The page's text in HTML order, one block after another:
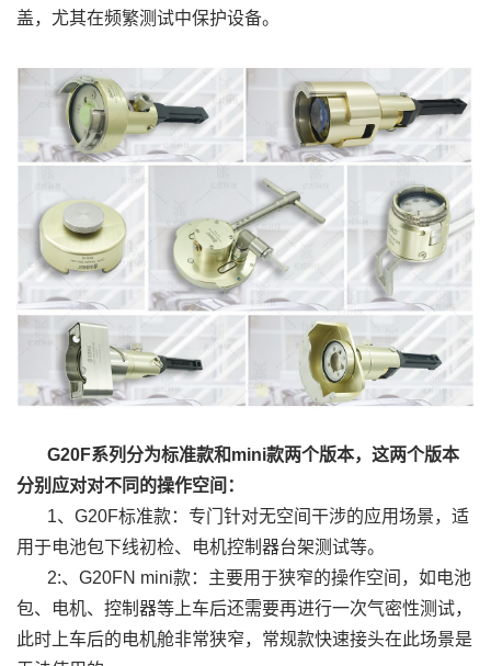
盖，尤其在频繁测试中保护设备。
G20F系列分为标准款和mini款两个版本，这两个版本
分别应对对不同的操作空间：
1、G20F标准款：专门针对无空间干涉的应用场景，适
用于电池包下线初检、电机控制器台架测试等。
2:、G20FN mini款：主要用于狭窄的操作空间，如电池
包、电机、控制器等上车后还需要再进行一次气密性测试，
此时上车后的电机舱非常狭窄，常规款快速接头在此场景是